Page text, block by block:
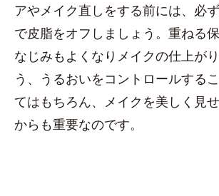
アやメイク直しをする前には、必
で皮脂をオフしましょう。重ねる
なじみもよくなりメイクの仕上が
う、うるおいをコントロールする
てはもちろん、メイクを美しく見
からも重要なのです。